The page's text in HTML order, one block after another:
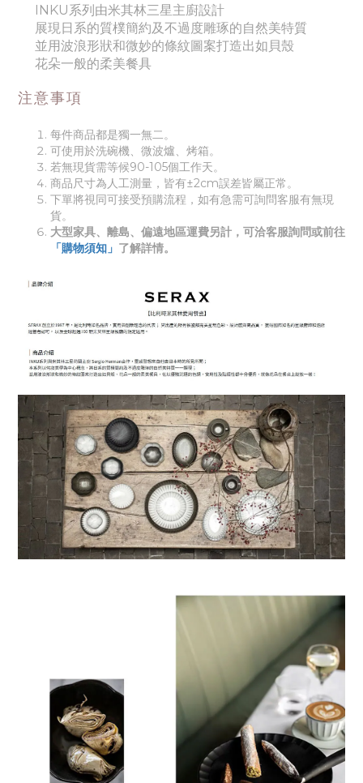
INKU系列由米其林三星主廚設計
展現日系的質樸簡約及不過度雕琢的自然美特質
並用波浪形狀和微妙的條紋圖案打造出如貝殼
花朵一般的柔美餐具
注意事項
每件商品都是獨一無二。
可使用於洗碗機、微波爐、烤箱。
若無現貨需等候90-105個工作天。
商品尺寸為人工測量，皆有±2cm誤差皆屬正常。
下單將視同可接受預購流程，如有急需可詢問客服有無現
貨。
大型家具、離島、偏遠地區運費另計，可洽客服詢問或前往
「購物須知」 了解詳情。